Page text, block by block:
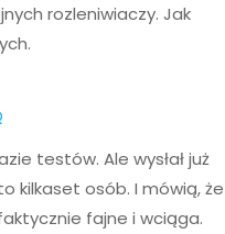
rozleniwiaczy. Jak
testów. Ale wysłał już
kilkaset osób. I mówią, że
fajne i wciąga.